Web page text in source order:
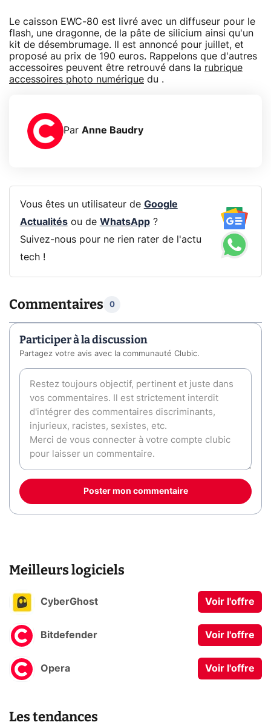
Le caisson EWC-80 est livré avec un diffuseur pour le
flash, une dragonne, de la pâte de silicium ainsi qu'un
kit de désembrumage. Il est annoncé pour juillet, et
proposé au prix de 190 euros. Rappelons que d'autres
accessoires peuvent être retrouvé dans la rubrique
accessoires photo numérique du .
Par Anne Baudry
Vous êtes un utilisateur de Google
Actualitésou de WhatsApp?
Suivez-nous pour ne rien rater de l'actu
tech !
Commentaires 0
Participer à la discussion
Partagez votre avis avec la communauté Clubic.
Poster mon commentaire
Meilleurs logiciels
CyberGhost Voir l'offre
Bitdefender Voir l'offre
Opera Voir l'offre
Les tendances